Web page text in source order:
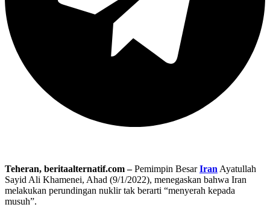
Teheran, beritaalternatif.com –Pemimpin BesarIran Ayatullah
Sayid Ali Khamenei, Ahad (9/1/2022), menegaskan bahwa Iran
melakukan perundingan nuklir tak berarti “menyerah kepada
musuh”.